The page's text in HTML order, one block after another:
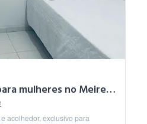
Quarto exclusivo para mulheres no Meireles – em Fortaleza
acolhedor, exclusivo para